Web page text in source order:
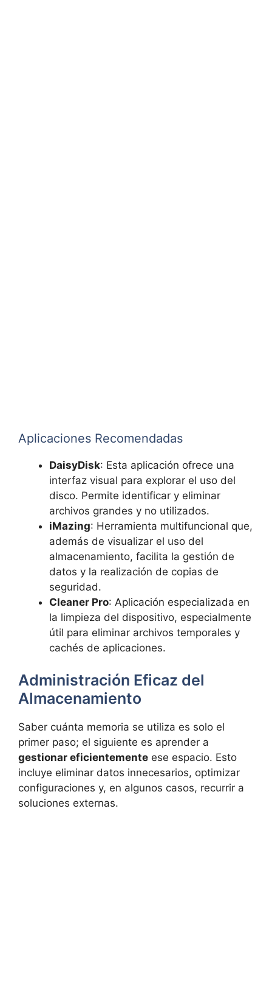
Aplicaciones Recomendadas
DaisyDisk: Esta aplicación ofrece una
interfaz visual para explorar el uso del
disco. Permite identificar y eliminar
archivos grandes y no utilizados.
iMazing: Herramienta multifuncional que,
además de visualizar el uso del
almacenamiento, facilita la gestión de
datos y la realización de copias de
seguridad.
Cleaner Pro: Aplicación especializada en
la limpieza del dispositivo, especialmente
útil para eliminar archivos temporales y
cachés de aplicaciones.
Administración Eficaz del
Almacenamiento
Saber cuánta memoria se utiliza es solo el
primer paso; el siguiente es aprender a
gestionar eficientemente ese espacio. Esto
incluye eliminar datos innecesarios, optimizar
configuraciones y, en algunos casos, recurrir a
soluciones externas.